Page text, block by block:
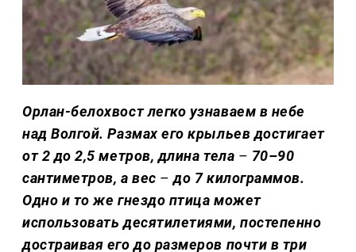
Орлан-белохвост легко узнаваем в небе
над Волгой. Размах его крыльев достигает
от 2 до 2,5 метров, длина тела – 70–90
сантиметров, а вес – до 7 килограммов.
Одно и то же гнездо птица может
использовать десятилетиями, постепенно
достраивая его до размеров почти в три